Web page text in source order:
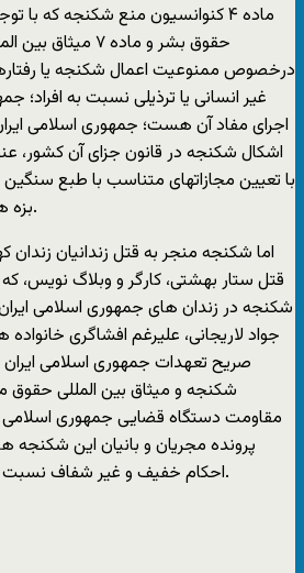
حقوق بشر و ماده
درخصوص ممنوعيت اعمال شکنجه يا
غير انسانى يا ترذيلى نسبت به افراد؛
اجراى مفاد آن هست؛ جمهورى اسلامى
اشکال شکنجه در قانون جزاى آن کشور،
با تعيين مجازاتهاى متناسب با طبع سنگين
بزه ها را قابل مجازات اعلام کند.
اما شکنجه منجر به قتل زندانیان
قتل ستار بهشتى، کارگر و وبلاگ نويس،
شکنجه در زندان هاى جمهورى اسلامى
جواد لاريجانى، عليرغم افشاگرى
صريح تعهدات جمهورى اسلامى ايران
شکنجه و ميثاق بين المللى حقوق
مقاومت دستگاه قضايى جمهورى اسلامى
پرونده مجريان و بانيان اين شکنجه
احکام خفيف و غير شفاف نسبت به مجرمان مواجه بوده اند.